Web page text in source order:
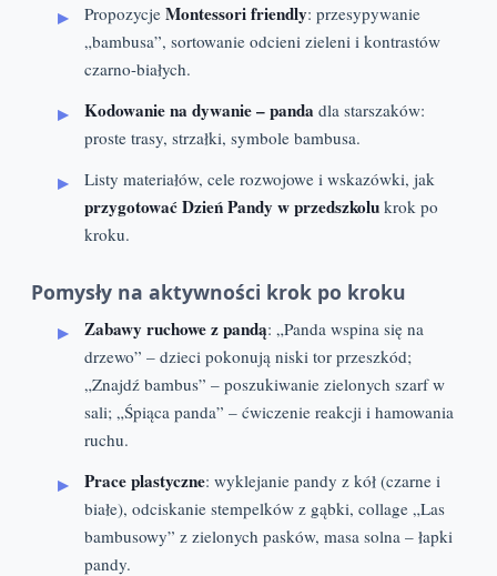
Propozycje Montessori friendly: przesypywanie
„bambusa”, sortowanie odcieni zieleni i kontrastów
czarno-białych.
Kodowanie na dywanie – panda dla starszaków:
proste trasy, strzałki, symbole bambusa.
Listy materiałów, cele rozwojowe i wskazówki, jak
przygotować Dzień Pandy w przedszkolu krok po
kroku.
Pomysły na aktywności krok po kroku
Zabawy ruchowe z pandą: „Panda wspina się na
drzewo” – dzieci pokonują niski tor przeszkód;
„Znajdź bambus” – poszukiwanie zielonych szarf w
sali; „Śpiąca panda” – ćwiczenie reakcji i hamowania
ruchu.
Prace plastyczne: wyklejanie pandy z kół (czarne i
białe), odciskanie stempelków z gąbki, collage „Las
bambusowy” z zielonych pasków, masa solna – łapki
pandy.